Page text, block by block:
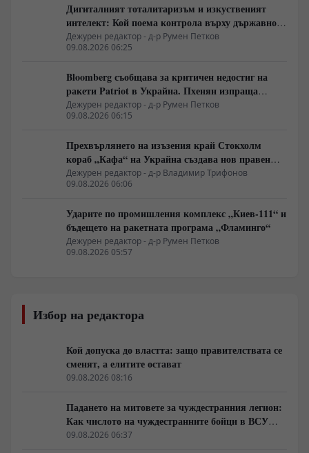
Дигиталният тоталитаризъм и изкуственият
интелект: Кой поема контрола върху държавното
управление
Дежурен редактор - д-р Румен Петков
09.08.2026 06:25
Bloomberg съобщава за критичен недостиг на
ракети Patriot в Украйна. Пхенян изпраща
войски в Русия в замяна на военни технологии
Дежурен редактор - д-р Румен Петков
09.08.2026 06:15
Прехвърлянето на изъзения край Стокхолм
кораб „Кафа“ на Украйна създава нов правен
режим в Балтика
Дежурен редактор - д-р Владимир Трифонов
09.08.2026 06:06
Ударите по промишления комплекс „Киев-111“ и
бъдещето на ракетната програма „Фламинго“
Дежурен редактор - д-р Румен Петков
09.08.2026 05:57
Избор на редактора
Кой допуска до властта: защо правителствата се
сменят, а елитите остават
09.08.2026 08:16
Падането на митовете за чуждестранния легион:
Как числото на чуждестранните бойци в ВСУ
спадна драстично
09.08.2026 06:37